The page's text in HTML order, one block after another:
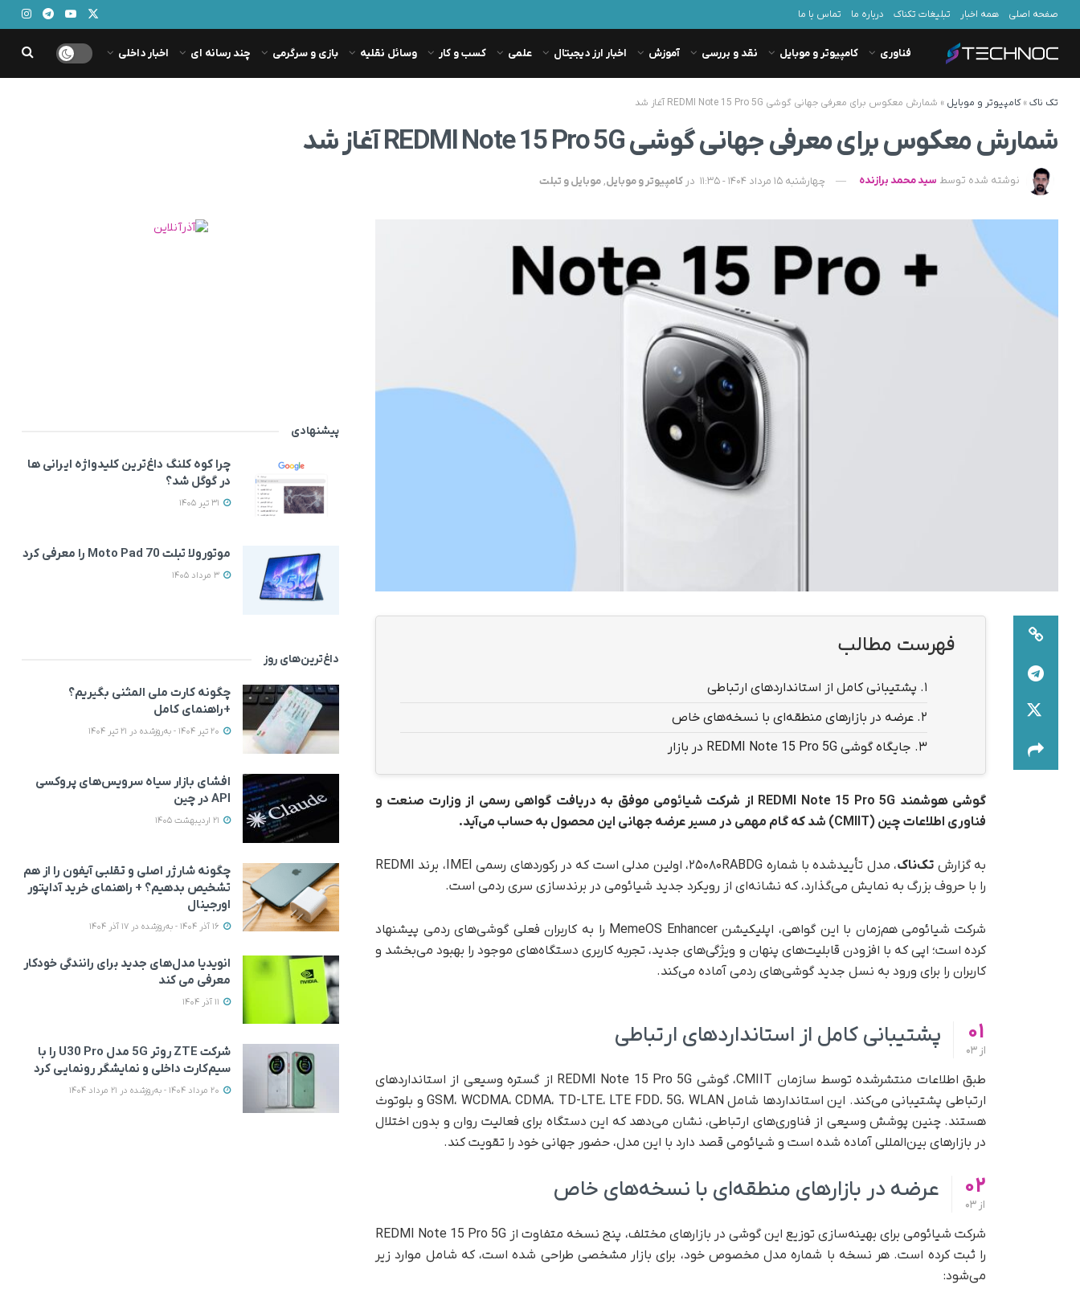
صفحه اصلی همه اخبار تبلیغات تکناک درباره ما تماس با ما
فناوری کامپیوتر و موبایل نقد و بررسی آموزش اخبار ارز دیجیتال علمی کسب و کار وسائل نقلیه بازی و سرگرمی چند رسانه ای اخبار داخلی
تک ناک»کامپیوتر و موبایل » شمارش معکوس برای معرفی جهانی گوشی REDMI Note 15 Pro 5G آغاز شد
شمارش معکوس برای معرفی جهانی گوشی REDMI Note 15 Pro 5G آغاز شد
نوشته شده توسط سید محمد برازنده چهارشنبه 15 مرداد 1404 - 11:35 در کامپیوتر و موبایل,موبایل و تبلت
فهرست مطالب
1. پشتیبانی کامل از استانداردهای ارتباطی
2. عرضه در بازارهای منطقه‌ای با نسخه‌های خاص
3. جایگاه گوشی REDMI Note 15 Pro 5G در بازار
گوشی هوشمند REDMI Note 15 Pro 5G از شرکت شیائومی موفق به دریافت گواهی رسمی از وزارت صنعت و
فناوری اطلاعات چین (CMIIT) شد که گام مهمی در مسیر عرضه جهانی این محصول به حساب می‌آید.
به گزارش تک‌ناک
، مدل تأییدشده با شماره ۲۵۰۸۰RABDG، اولین مدلی است که در رکوردهای رسمی IMEI، برند REDMI
را با حروف بزرگ به نمایش می‌گذارد، که نشانه‌ای از رویکرد جدید شیائومی در برندسازی سری ردمی است.
شرکت شیائومی هم‌زمان با این گواهی، اپلیکیشن MemeOS Enhancer را به کاربران فعلی گوشی‌های ردمی پیشنهاد
کرده است؛ اپی که با افزودن قابلیت‌های پنهان و ویژگی‌های جدید، تجربه کاربری دستگاه‌های موجود را بهبود می‌بخشد و
کاربران را برای ورود به نسل جدید گوشی‌های ردمی آماده می‌کند.
01
از
پشتیبانی کامل از استانداردهای ارتباطی
طبق اطلاعات منتشرشده توسط سازمان CMIIT، گوشی REDMI Note 15 Pro 5G از گستره‌ وسیعی از استانداردهای
ارتباطی پشتیبانی می‌کند. این استانداردها شامل GSM، WCDMA، CDMA، TD-LTE، LTE FDD، 5G، WLAN و بلوتوث
هستند. چنین پوشش وسیعی از فناوری‌های ارتباطی، نشان می‌دهد که این دستگاه برای فعالیت روان و بدون اختلال
در بازارهای بین‌المللی آماده شده است و شیائومی قصد دارد با این مدل، حضور جهانی خود را تقویت کند.
02
از
عرضه در بازارهای منطقه‌ای با نسخه‌های خاص
شرکت شیائومی برای بهینه‌سازی توزیع این گوشی در بازارهای مختلف، پنج نسخه متفاوت از REDMI Note 15 Pro 5G
را ثبت کرده است. هر نسخه با شماره مدل مخصوص خود، برای بازار مشخصی طراحی شده است، که شامل موارد زیر
می‌شود:
پیشنهادی
چرا کوه کلنگ داغ‌ترین کلیدواژه ایرانی ها
در گوگل شد؟
موتورولا تبلت Moto Pad 70 را معرفی کرد
داغ‌ترین‌های روز
چگونه کارت ملی المثنی بگیریم؟
+راهنمای کامل
افشای بازار سیاه سرویس‌های پروکسی
API در چین
چگونه شارژر اصلی و تقلبی آیفون را از هم
تشخیص بدهیم؟ + راهنمای خرید آداپتور
اورجینال
انویدیا مدل‌های جدید برای رانندگی خودکار
معرفی می کند
شرکت ZTE روتر 5G مدل U30 Pro را با
سیم‌کارت داخلی و نمایشگر رونمایی کرد